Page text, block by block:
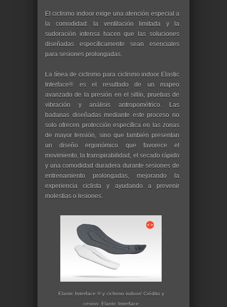
El ciclismo indoor exige una atención especial a
la comodidad: la ventilación limitada y la
sudoración intensa hacen que las soluciones
diseñadas específicamente sean esenciales
para sesiones prolongadas.
La línea de ciclismo para ciclismo indoor Elastic
Interface® es el resultado de un mapeo
avanzado de la presión en el sillín, pruebas de
vibración y análisis antropométrico. Las
badanas diseñadas mediante este proceso no
solo ofrecen protección específica en las zonas
de mayor tensión, sino que también presentan
un diseño ergonómico que favorece el
movimiento, la transpirabilidad, el secado rápido
y una comodidad duradera durante sesiones de
entrenamiento prolongadas, mejorando la
experiencia ciclista y ayudando a prevenir
molestias o lesiones.
Elastic Interface ® y ciclismo indoor/ Crédito y
cesión: Elastic Interface